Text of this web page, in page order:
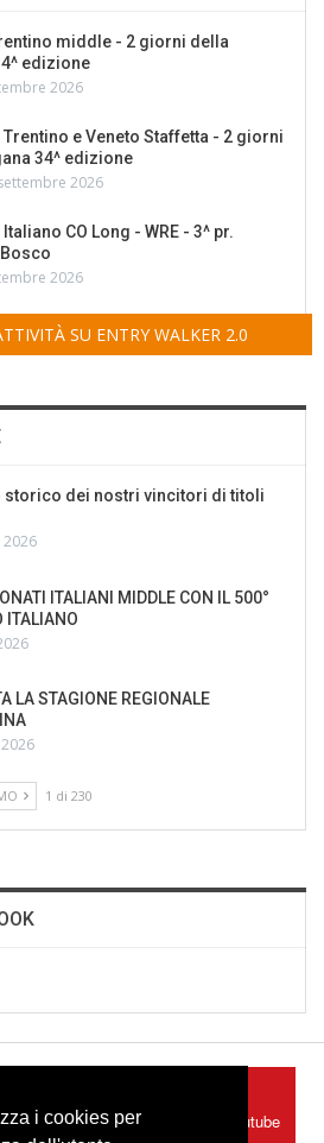
middle - 2 giorni della
edizione
2026
e Veneto Staffetta - 2 giorni
34^ edizione
2026
CO Long - WRE - 3^ pr.
2026
SU ENTRY WALKER 2.0
storico dei nostri vincitori di titoli
2026
ITALIANI MIDDLE CON IL 500°
ITALIANO
LA STAGIONE REGIONALE
1 di 230
Seguici su Facebook Seguici su Youtube
i cookies per